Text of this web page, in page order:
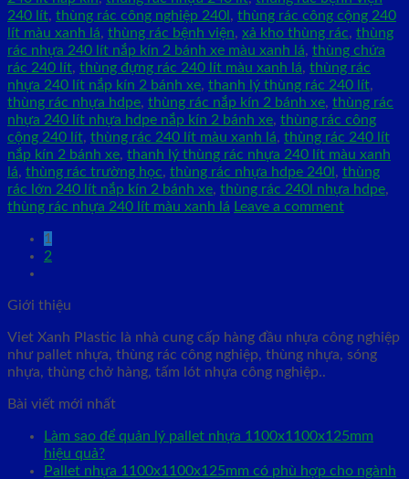
240 lít, thùng rác công nghiệp 240l , thùng rác công cộng 240
lít màu xanh lá, thùng rác bệnh viện, xả kho thùng rác, thùng
rác nhựa 240 lít nắp kín 2 bánh xe màu xanh lá, thùng chứa
rác 240 lít, thùng đựng rác 240 lít màu xanh lá, thùng rác
nhựa 240 lít nắp kín 2 bánh xe, thanh lý thùng rác 240 lít,
thùng rác nhựa hdpe, thùng rác nắp kín 2 bánh xe, thùng rác
nhựa 240 lít nhựa hdpe nắp kín 2 bánh xe, thùng rác công
cộng 240 lít, thùng rác 240 lít màu xanh lá, thùng rác 240 lít
nắp kín 2 bánh xe, thanh lý thùng rác nhựa 240 lít màu xanh
lá, thùng rác trường học, thùng rác nhựa hdpe 240l , thùng
rác lớn 240 lít nắp kín 2 bánh xe, thùng rác 240l nhựa hdpe,
thùng rác nhựa 240 lít màu xanh lá Leave a comment
1
2
Giới thiệu
Viet Xanh Plastic là nhà cung cấp hàng đầu nhựa công nghiệp
như pallet nhựa, thùng rác công nghiệp, thùng nhựa, sóng
nhựa, thùng chở hàng, tấm lót nhựa công nghiệp..
Bài viết mới nhất
Làm sao để quản lý pallet nhựa 1100x1100x125mm
hiệu quả?
Pallet nhựa 1100x1100x125mm có phù hợp cho ngành